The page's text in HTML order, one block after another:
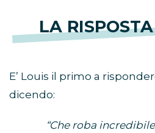
LA
E’ Louis il primo a
dicendo:
“Che roba